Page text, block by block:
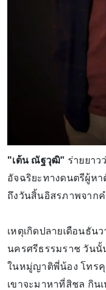
"เต้น ณัฐวุฒิ" ร่ายยาว
อัจฉริยะทางดนตรีผู้หา
ถึงวันสิ้นอิสรภาพจาก
เหตุเกิดปลายเดือนธัน
นครศรีธรรมราช วันนั้
ในหมู่ญาติพี่น้อง โทรคุ
เขาจะมาหาที่สิชล กิน